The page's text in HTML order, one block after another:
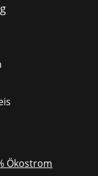
Ökostrom